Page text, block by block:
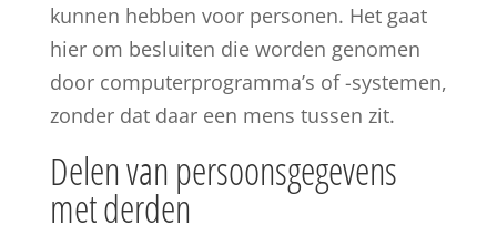
kunnen hebben voor personen. Het gaat
hier om besluiten die worden genomen
door computerprogramma’s of -systemen,
zonder dat daar een mens tussen zit.
Delen van persoonsgegevens
met derden